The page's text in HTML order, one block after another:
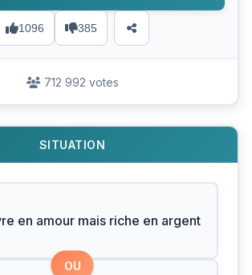
1096 385
712 992 votes
SITUATION
en amour mais riche en argent
OU